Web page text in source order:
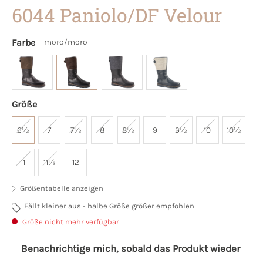
6044 Paniolo/DF Velour
Farbe moro/moro
Größe
6½ 7 7½ 8 8½ 9 9½ 10 10½
11 11½ 12
Größentabelle anzeigen
Fällt kleiner aus - halbe Größe größer empfohlen
Größe nicht mehr verfügbar
Benachrichtige mich, sobald das Produkt wieder